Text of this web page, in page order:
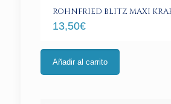
ROHNFRIED BLITZ MAXI
13,50€
Añadir al carrito